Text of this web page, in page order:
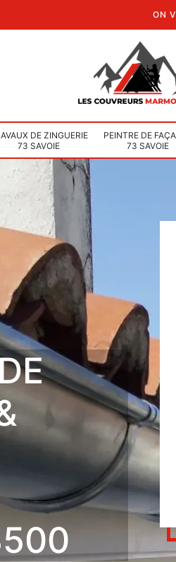
ON
DE ZINGUERIE
73 SAVOIE
PEINTRE DE
73 SAVOIE